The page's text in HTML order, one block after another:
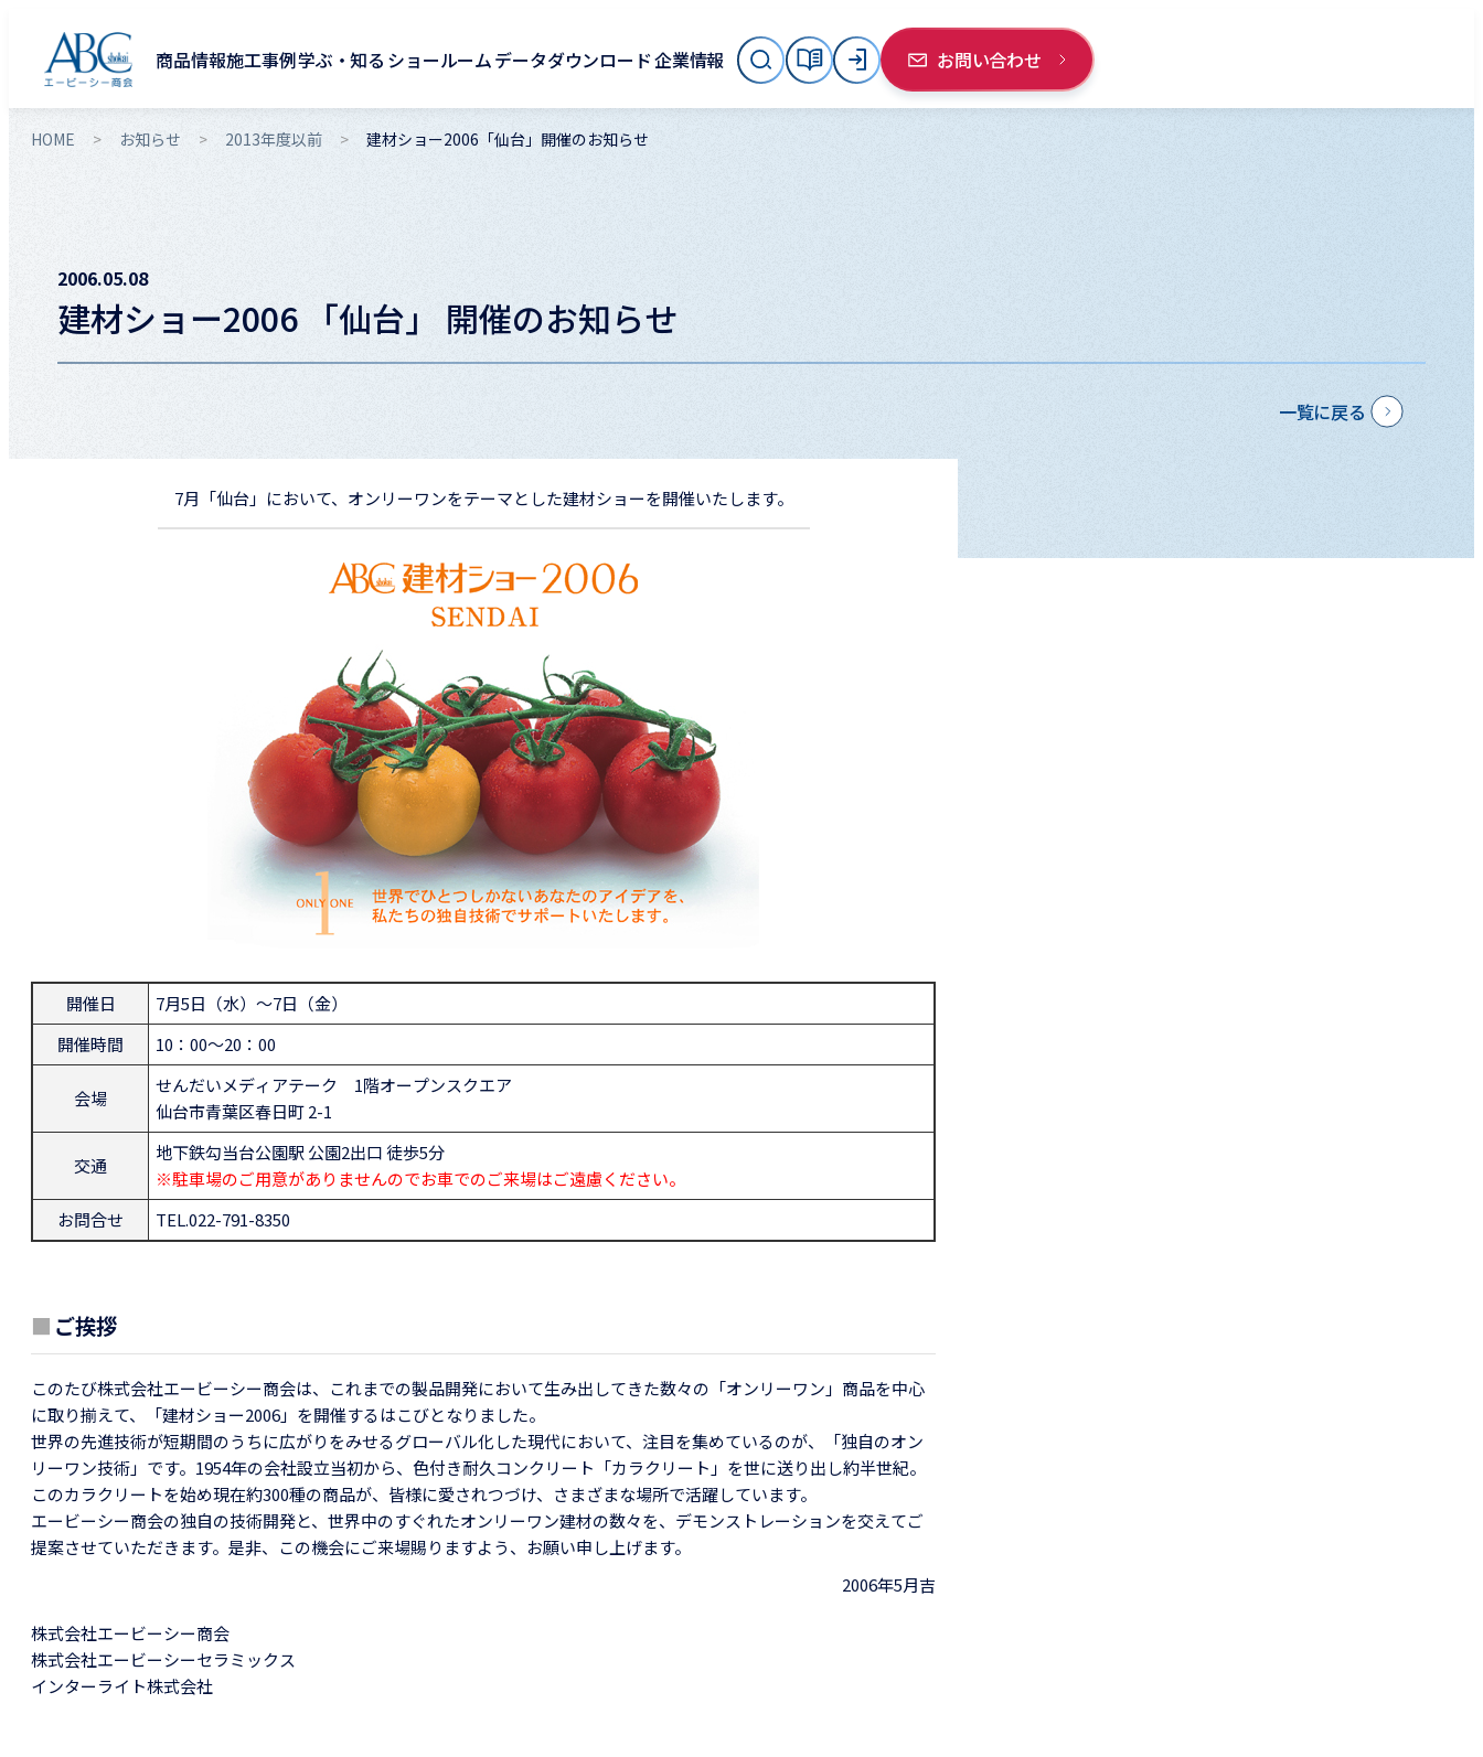
商品情報施工事例学ぶ・知る ショールームデータダウンロード企業情報 お問い合わせ
HOME お知らせ 2013年度以前 建材ショー2006「仙台」開催のお知らせ
2006.05.08
建材ショー2006 「仙台」 開催のお知らせ
一覧に戻る
7月「仙台」において、オンリーワンをテーマとした建材ショーを開催いたします。
開催日
7月5日（水）～7日（金）
開催時間
10：00～20：00
会場
せんだいメディアテーク 1階オープンスクエア
仙台市青葉区春日町 2-1
交通
地下鉄勾当台公園駅 公園2出口 徒歩5分
※駐車場のご用意がありませんのでお車でのご来場はご遠慮ください。
お問合せ
TEL.022-791-8350
■ ご挨拶
このたび株式会社エービーシー商会は、これまでの製品開発において生み出してきた数々の「オンリーワン」商品を中心
に取り揃えて、「建材ショー2006」を開催するはこびとなりました。
世界の先進技術が短期間のうちに広がりをみせるグローバル化した現代において、注目を集めているのが、「独自のオン
リーワン技術」です。1954年の会社設立当初から、色付き耐久コンクリート「カラクリート」を世に送り出し約半世紀。
このカラクリートを始め現在約300種の商品が、皆様に愛されつづけ、さまざまな場所で活躍しています。
エービーシー商会の独自の技術開発と、世界中のすぐれたオンリーワン建材の数々を、デモンストレーションを交えてご
提案させていただきます。是非、この機会にご来場賜りますよう、お願い申し上げます。
2006年5月吉
株式会社エービーシー商会
株式会社エービーシーセラミックス
インターライト株式会社